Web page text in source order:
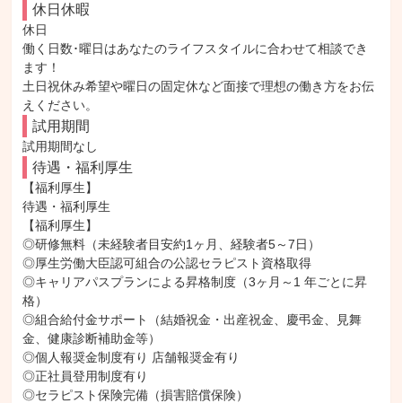
休日休暇
休日
働く日数･曜日はあなたのライフスタイルに合わせて相談でき
ます！
土日祝休み希望や曜日の固定休など面接で理想の働き方をお伝
えください。
試用期間
試用期間なし
待遇・福利厚生
【福利厚生】
待遇・福利厚生
【福利厚生】
◎研修無料（未経験者目安約1ヶ月、経験者5～7日）
◎厚生労働大臣認可組合の公認セラピスト資格取得
◎キャリアパスプランによる昇格制度（3ヶ月～1 年ごとに昇
格）
◎組合給付金サポート（結婚祝金・出産祝金、慶弔金、見舞
金、健康診断補助金等）
◎個人報奨金制度有り 店舗報奨金有り
◎正社員登用制度有り
◎セラピスト保険完備（損害賠償保険）